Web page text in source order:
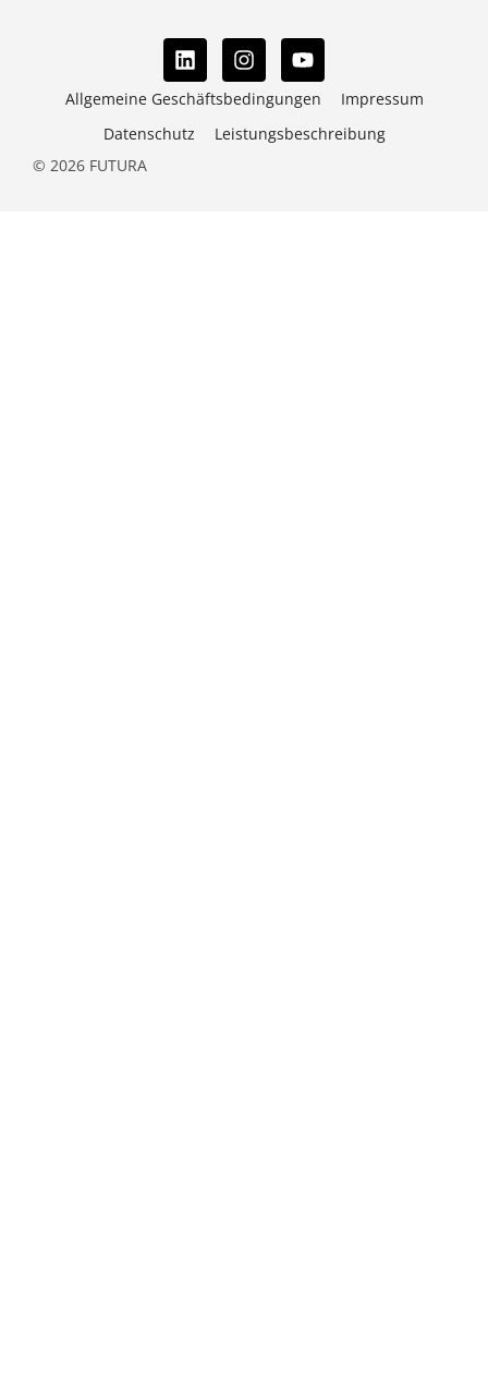
© 2026 FUTURA
Allgemeine Geschäftsbedingungen
Impressum
Datenschutz
Leistungsbeschreibung